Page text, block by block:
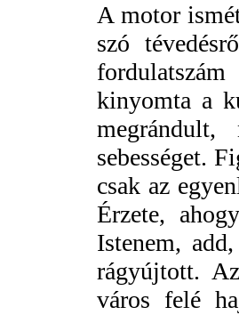
A motor
szó
kinyomta a
megrándult,
sebességet.
csak az
Érzete,
Istenem,
rágyújtott.
város felé